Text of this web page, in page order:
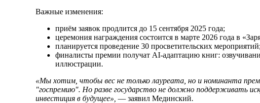
Важные изменения:
приём заявок продлится до 15 сентября 2025 года;
церемония награждения состоится в марте 2026 года в
планируется проведение 30 просветительских мероприятий;
финалисты премии получат AI-адаптацию книг:
иллюстрации.
«Мы хотим, чтобы вес не только лауреата, но и номинанта
"госпремию". Но разве государство не должно поддерживать
инвестиция в будущее», — заявил Мединский.